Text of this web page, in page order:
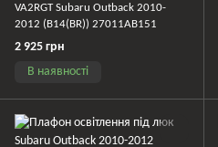
VA2RGT Subaru Outback 2010-
2012 (B14(BR)) 27011AB151
2 925 грн
В наявності